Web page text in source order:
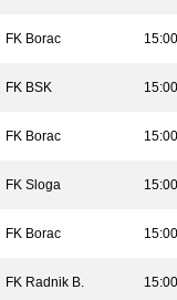
FK Borac 15:00
FK BSK 15:00
FK Borac 15:00
FK Sloga 15:00
FK Borac 15:00
FK Radnik B. 15:00